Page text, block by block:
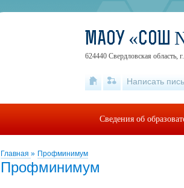
Главная » Профминимум
Профминимум
МАОУ «СОШ
624440 Свердловская область,
Написать
Сведения об